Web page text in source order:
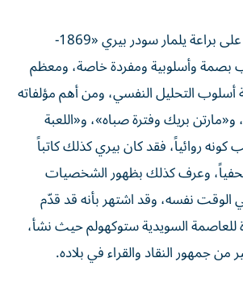
العمل السردي يؤكد على براعة يلمار سودر بيري «1869-
بصمة وأسلوبية ومفردة خاصة، ومعظم
أسلوب التحليل النفسي، ومن أهم مؤلفاته
بريك وفترة صباه»، و«اللعبة
كونه روائياً، فقد كان بيري كذلك كاتباً
وعرف كذلك بظهور الشخصيات
الوقت نفسه، وقد اشتهر بأنه قد قدّم
السويدية ستوكهولم حيث نشأ،
جمهور النقاد والقراء في بلاده.